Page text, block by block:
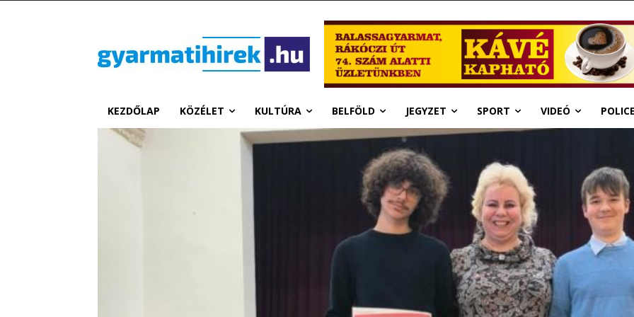
KEZDŐLAP KÖZÉLET KULTÚRA BELFÖLD JEGYZET SPORT VIDEÓ